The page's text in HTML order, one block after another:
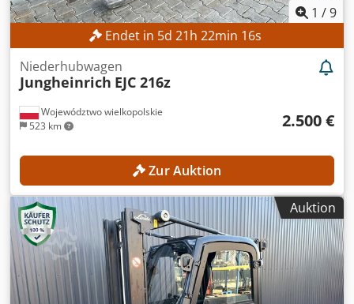
1 /9
Endet in 5d 21h 22min 14s
Województwo wielkopolskie
523 km
Niederhubwagen
Jungheinrich EJC 216z
2.500 €
Zur Auktion
Auktion